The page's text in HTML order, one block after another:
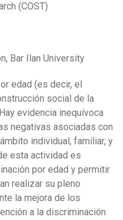
(COST)
Bar Ilan University
edad (es decir, el
social de la
evidencia inequívoca
negativas asociadas con
individual, familiar, y
esta actividad es
por edad y permitir
realizar su pleno
la mejora de los
a la discriminación